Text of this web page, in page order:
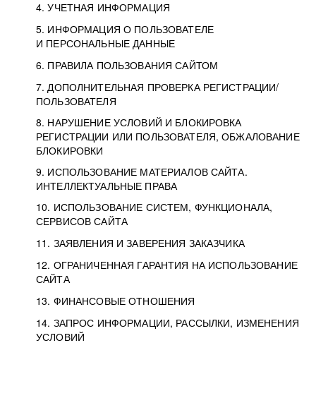
4. УЧЕТНАЯ ИНФОРМАЦИЯ
5. ИНФОРМАЦИЯ О ПОЛЬЗОВАТЕЛЕ
И ПЕРСОНАЛЬНЫЕ ДАННЫЕ
6. ПРАВИЛА ПОЛЬЗОВАНИЯ САЙТОМ
7. ДОПОЛНИТЕЛЬНАЯ ПРОВЕРКА РЕГИСТРАЦИИ/
ПОЛЬЗОВАТЕЛЯ
8. НАРУШЕНИЕ УСЛОВИЙ И БЛОКИРОВКА
РЕГИСТРАЦИИ ИЛИ ПОЛЬЗОВАТЕЛЯ, ОБЖАЛОВАНИЕ
БЛОКИРОВКИ
9. ИСПОЛЬЗОВАНИЕ МАТЕРИАЛОВ САЙТА.
ИНТЕЛЛЕКТУАЛЬНЫЕ ПРАВА
10. ИСПОЛЬЗОВАНИЕ СИСТЕМ, ФУНКЦИОНАЛА,
СЕРВИСОВ САЙТА
11. ЗАЯВЛЕНИЯ И ЗАВЕРЕНИЯ ЗАКАЗЧИКА
12. ОГРАНИЧЕННАЯ ГАРАНТИЯ НА ИСПОЛЬЗОВАНИЕ
САЙТА
13. ФИНАНСОВЫЕ ОТНОШЕНИЯ
14. ЗАПРОС ИНФОРМАЦИИ, РАССЫЛКИ, ИЗМЕНЕНИЯ
УСЛОВИЙ